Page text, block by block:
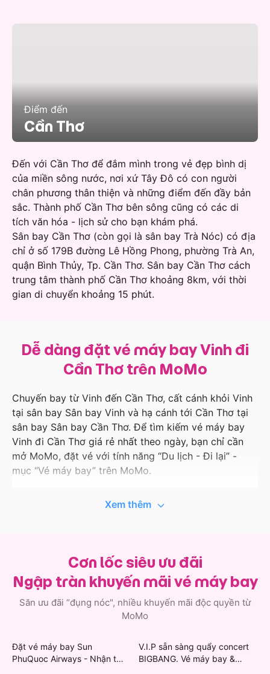
Điểm đến
Cần Thơ
Đến với Cần Thơ để đắm mình trong vẻ đẹp bình dị
của miền sông nước, nơi xứ Tây Đô có con người
chân phương thân thiện và những điểm đến đầy bản
sắc. Thành phố Cần Thơ bên sông cũng có các di
tích văn hóa - lịch sử cho bạn khám phá.
Sân bay Cần Thơ (còn gọi là sân bay Trà Nóc) có địa
chỉ ở số 179B đường Lê Hồng Phong, phường Trà An,
quận Bình Thủy, Tp. Cần Thơ. Sân bay Cần Thơ cách
trung tâm thành phố Cần Thơ khoảng 8km, với thời
gian di chuyển khoảng 15 phút.
Dễ dàng đặt vé máy bay Vinh đi
Cần Thơ trên MoMo
Chuyến bay từ Vinh đến Cần Thơ, cất cánh khỏi Vinh
tại sân bay Sân bay Vinh và hạ cánh tới Cần Thơ tại
sân bay Sân bay Cần Thơ. Để tìm kiếm vé máy bay
Vinh đi Cần Thơ giá rẻ nhất theo ngày, bạn chỉ cần
mở MoMo, đặt vé với tính năng “Du lịch - Đi lại” -
mục “Vé máy bay” trên MoMo.
trình bay, giá tốt và ưu đãi với các hãng hàng không
đi Vinh trên MoMo, bạn còn có cơ hội nhận thêm các
ưu đãi độc quyền đầy bất ngờ. Việc quản lý hành
trình bay của bạn cũng đơn giản hơn khi thông tin vé
máy bay Vinh đi Cần Thơ được lưu ngay trong ứng
chọn chuyến bay từ Vinh, cất cánh khám phá nhiều
vùng đất khác.
Xem thêm
Cơn lốc siêu ưu đãi
Ngập tràn khuyến mãi vé máy bay
Săn ưu đãi “đụng nóc", nhiều khuyến mãi độc quyền từ
MoMo
Đặt vé máy bay Sun
PhuQuoc Airways - Nhận thẻ
V.I.P sẵn sàng quẩy concert
BIGBANG. Vé máy bay &